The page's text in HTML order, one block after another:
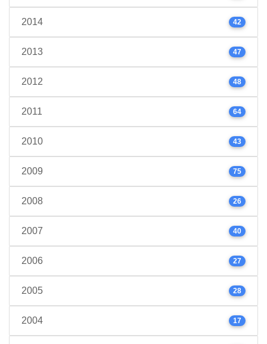
2014 42
2013 47
2012 48
2011 64
2010 43
2009 75
2008 26
2007 40
2006 27
2005 28
2004 17